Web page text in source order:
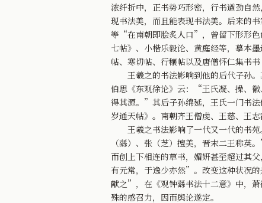
浓纤折中，正书势巧形密，行书遒劲自
现书法美，而且能表现书法美。后来的
等“在南朝即脍炙人口”，曾留下形形色
七帖》、小楷乐毅论、黄庭经等，摹本
帖、寒切帖、行穰帖以及唐僧怀仁集书书
王羲之的书法影响到他的后代子孙。
伯思《东观徐论》云：“王氏凝、操、
得其源。”其后子孙绵延，王氏一门书
岁通天帖》。南朝齐王僧虔、王慈、王
王羲之书法影响了一代又一代的书苑
（繇）、张（芝）擅美，晋末二王称英
而创上下相连的草书，媚妍甚至超过
有元常，于逸少亦然”。改变这种状
献之”，在《观钟繇书法十二意》中，
殊的感召力，因而舆论遂定。